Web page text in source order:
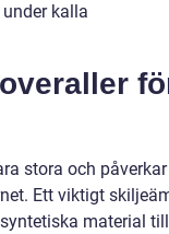
kalla
stora och
Ett viktigt
material till